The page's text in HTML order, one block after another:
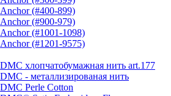
Anchor (#400-899)
Anchor (#900-979)
Anchor (#1001-1098)
Anchor (#1201-9575)
DMC хлопчатобумажная нить art.177
DMC - металлизированая нить
DMC Perle Cotton